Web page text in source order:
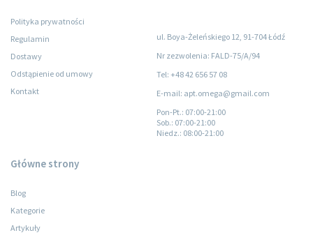
Polityka prywatności
Regulamin
Dostawy
Odstąpienie od umowy
Kontakt
ul. Boya-Żeleńskiego 12, 91-704 Łódź
Nr zezwolenia: FALD-75/A/94
Tel: +48 42 656 57 08
E-mail: apt.omega@gmail.com
Pon-Pt.: 07:00-21:00
Sob.: 07:00-21:00
Niedz.: 08:00-21:00
Główne strony
Blog
Kategorie
Artykuły